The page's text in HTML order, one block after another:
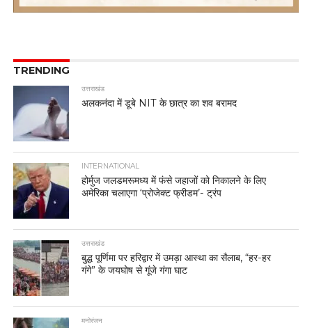
TRENDING
उत्तराखंड
अलकनंदा में डूबे NIT के छात्र का शव बरामद
INTERNATIONAL
होर्मुज जलडमरूमध्य में फंसे जहाजों को निकालने के लिए
अमेरिका चलाएगा ‘प्रोजेक्ट फ्रीडम’- ट्रंप
उत्तराखंड
बुद्ध पूर्णिमा पर हरिद्वार में उमड़ा आस्था का सैलाब, “हर-हर
गंगे” के जयघोष से गूंजे गंगा घाट
मनोरंजन